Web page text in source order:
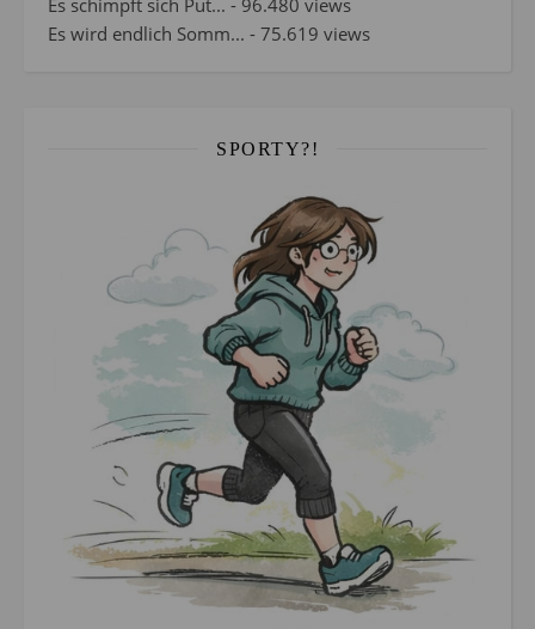
Es wird endlich Somm... - 75.619 views
SPORTY?!